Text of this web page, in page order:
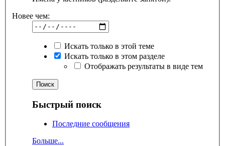
Новее чем:
Искать только в этой теме
Искать только в этом разделе
Отображать результаты в виде тем
Быстрый поиск
Последние сообщения
Больше...